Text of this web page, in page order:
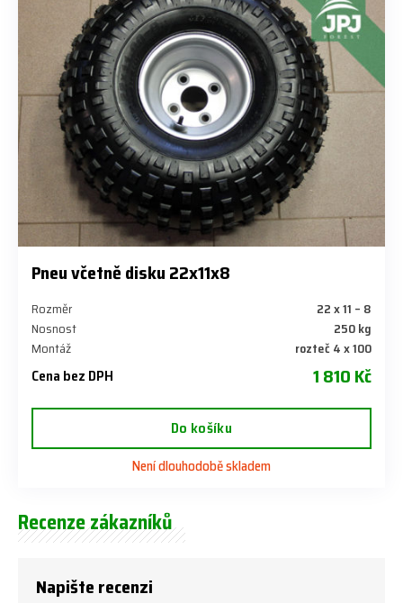
Pneu včetně disku 22x11x8
Rozměr
22 x 11 – 8
Nosnost
250 kg
Montáž
rozteč 4 x 100
Cena bez DPH 1 810 Kč
Do košíku
Není dlouhodobě skladem
Recenze zákazníků
Napište recenzi